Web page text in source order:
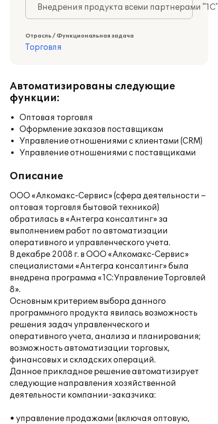
Внедрения продукта всеми партнерами
Отрасль / Функциональная задача
Торговля
Автоматизированы следующие
функции:
Оптовая торговля
Оформление заказов поставщикам
Управление отношениями с клиентами (CRM)
Управление отношениями с поставщиками
Описание
ООО «Алкомакс-Сервис» (сфера деятельности –
оптовая торговля бытовой техникой)
обратилась в «Антегра консалтинг» за
выполнением работ по автоматизации
оперативного и управленческого учета.
В декабре 2008 г. в ООО «Алкомакс-Сервис»
специалистами «Антегра консалтинг» была
внедрена программа «1С:Управление Торговлей
8».
Основным критерием выбора данного
программного продукта явилась возможность
решения задач управленческого и
оперативного учета, анализа и планирования;
возможность автоматизации торговых,
финансовых и складских операций.
Данное прикладное решение автоматизирует
следующие направления хозяйственной
деятельности компании-заказчика:
• управление продажами (включая оптовую,